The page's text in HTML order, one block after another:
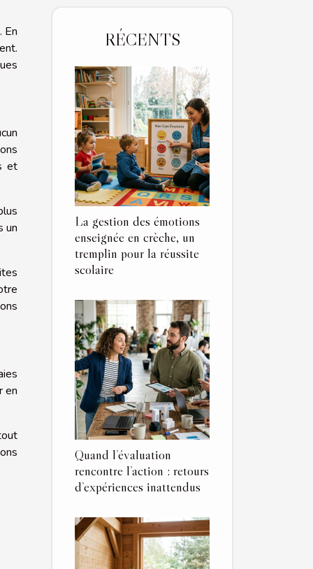
En
et
un
en
RÉCENTS
La gestion des émotions
enseignée en crèche, un
tremplin pour la réussite
scolaire
Quand l’évaluation
rencontre l’action : retours
d’expériences inattendus